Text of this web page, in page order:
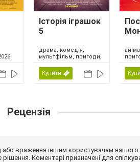
Історія іграшок
5
драма, комедія,
мультфільм, пригоди,
сімейний, фентезі,
США, 2026
Купити
США,
Рецензія
або враження іншим користувачам
Коментарі призначені для